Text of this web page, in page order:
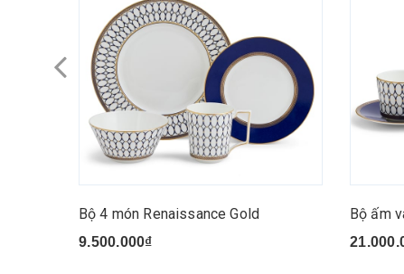
Bộ 4 món Renaissance Gold
9.500.000₫
Bộ ấm